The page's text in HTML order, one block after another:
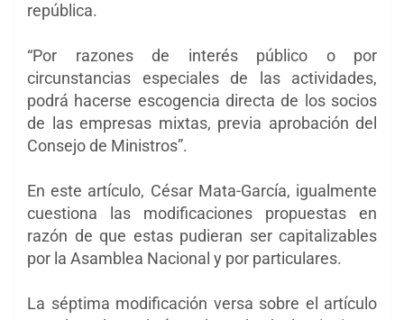
república.
“Por razones de interés público o por
circunstancias especiales de las actividades,
podrá hacerse escogencia directa de los socios
de las empresas mixtas, previa aprobación del
Consejo de Ministros”.
En este artículo, César Mata-García, igualmente
cuestiona las modificaciones propuestas en
razón de que estas pudieran ser capitalizables
por la Asamblea Nacional y por particulares.
La séptima modificación versa sobre el artículo